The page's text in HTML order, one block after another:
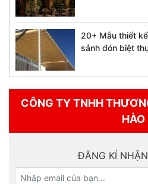
20+ Mẫu thiết
sảnh đón biệt
CÔNG TY TNHH
HÀO
ĐĂNG KÍ